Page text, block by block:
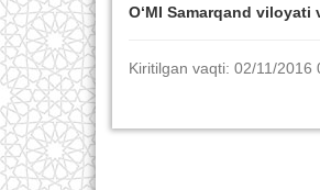
O‘MI Samarqand viloyati
Kiritilgan vaqti: 02/11/